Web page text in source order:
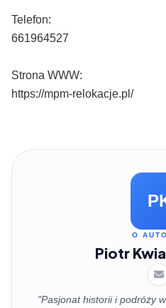
Telefon:
661964527
Strona WWW:
https://mpm-relokacje.pl/
O
Piotr
"Pasjonat historii i podróży